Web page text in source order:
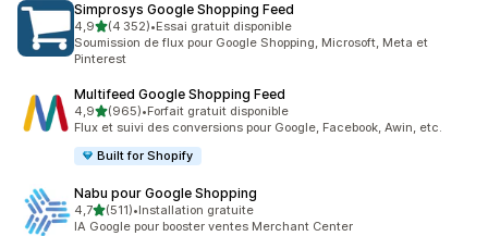
Simprosys Google Shopping Feed
4,9étoile(s) sur 5
(4 352)
4352 avis au total
•Essai gratuit disponible
Soumission de flux pour Google Shopping, Microsoft, Meta et
Pinterest
Multifeed Google Shopping Feed
4,9étoile(s) sur 5
(965)
965 avis au total
•Forfait gratuit disponible
Flux et suivi des conversions pour Google, Facebook, Awin, etc.
Built for Shopify
Nabu pour Google Shopping
4,7étoile(s) sur 5
(511)
511 avis au total
•Installation gratuite
IA Google pour booster ventes Merchant Center